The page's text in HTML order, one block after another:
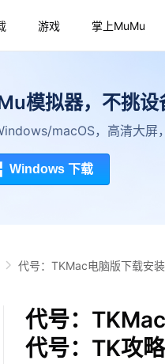
游戏 掌上MuMu
模拟器，不挑设
macOS，高清大屏
Windows 下载
代号：TKMac电脑版下载安
代号：
代号：TK攻略